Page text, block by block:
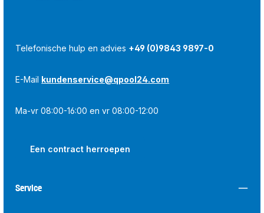
Telefonische hulp en advies +49 (0)9843 9897-0
E-Mail kundenservice@qpool24.com
Ma-vr 08:00-16:00 en vr 08:00-12:00
Een contract herroepen
Service